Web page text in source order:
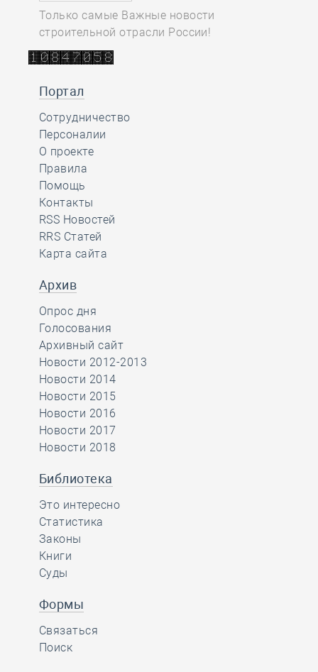
Только самые Важные новости
строительной отрасли России!
Портал
Сотрудничество
Персоналии
О проекте
Правила
Помощь
Контакты
RSS Новостей
RRS Статей
Карта сайта
Архив
Опрос дня
Голосования
Архивный сайт
Новости 2012-2013
Новости 2014
Новости 2015
Новости 2016
Новости 2017
Новости 2018
Библиотека
Это интересно
Статистика
Законы
Книги
Суды
Формы
Связаться
Поиск